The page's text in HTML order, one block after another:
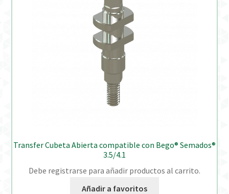
Transfer Cubeta Abierta compatible con Bego® Semados®
3.5/4.1
Debe registrarse para añadir productos al carrito.
Añadir a favoritos